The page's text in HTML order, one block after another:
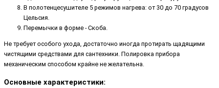
В полотенцесушителе 5 режимов нагрева: от 30 до 70 градусов
Цельсия.
Перемычки в форме - Скоба.
Не требует особого ухода, достаточно иногда протирать щадящими
чистящими средствами для сантехники. Полировка прибора
механическим способом крайне не желательна.
Основные характеристики: